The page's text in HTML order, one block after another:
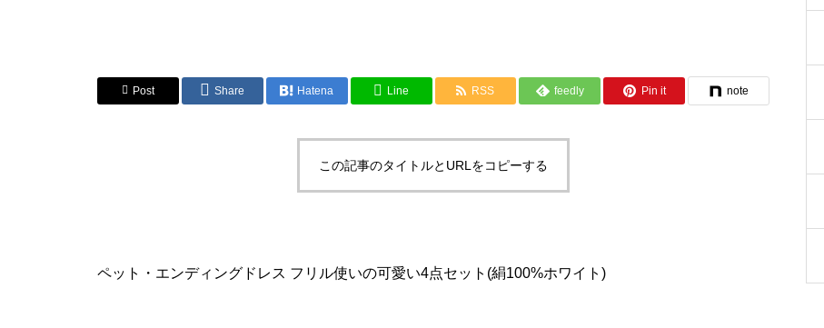
Post Share Hatena Line RSS feedly Pin it note
この記事のタイトルとURLをコピーする
ペット・エンディングドレス フリル使いの可愛い4点セット(絹100%ホワイト)